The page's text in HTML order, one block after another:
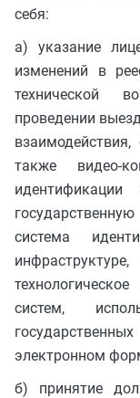
себя:
а) указание
изменений в
технической
проведении
также видео-
система
систем,
электронном
б) принятие